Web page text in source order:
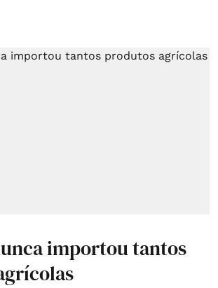
importou tantos